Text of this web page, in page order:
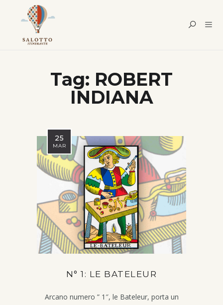
Tag: ROBERT
INDIANA
25
MAR
N° 1: LE BATELEUR
Arcano numero ” 1″, le Bateleur, porta un